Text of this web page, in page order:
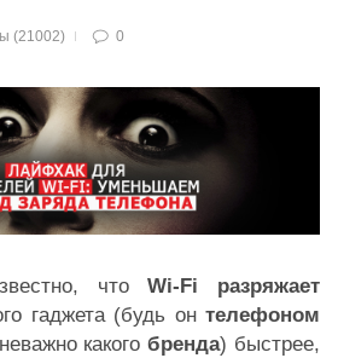
(21002) 0
чтоWi-Fi разряжает
гаджета (будь он телефоном
какогобренда) быстрее,